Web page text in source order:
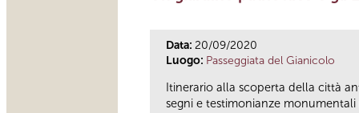
Data: 20/09/2020
Luogo: Passeggiata del Gianicolo
Itinerario alla scoperta della città
segni e testimonianze